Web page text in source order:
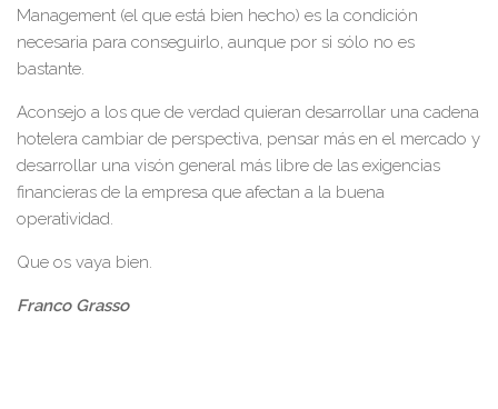
Management (el que está bien hecho) es la condición
necesaria para conseguirlo, aunque por si sólo no es
bastante.
Aconsejo a los que de verdad quieran desarrollar una cadena
hotelera cambiar de perspectiva, pensar más en el mercado y
desarrollar una visón general más libre de las exigencias
financieras de la empresa que afectan a la buena
operatividad.
Que os vaya bien.
Franco Grasso